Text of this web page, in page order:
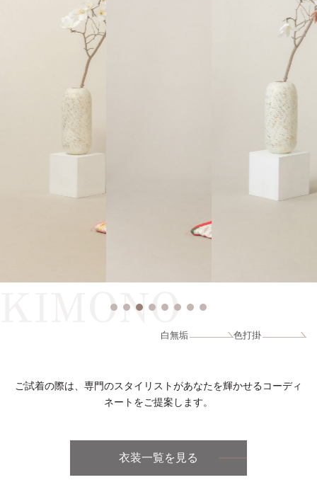
KIMONO
白無垢 色打掛
ご試着の際は、専門のスタイリストがあなたを輝かせるコーディ
ネートをご提案します。
衣装一覧を見る